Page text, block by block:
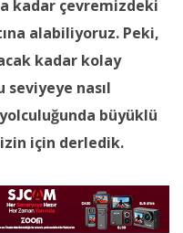
kadar çevremizdeki
alabiliyoruz. Peki,
kadar kolay
nasıl
büyüklü
için derledik.